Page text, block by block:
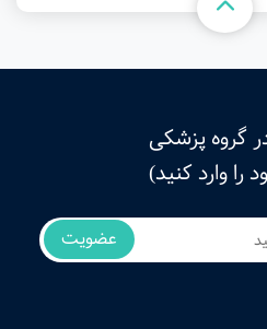
گروه پزشکی
را وارد کنید)
عضویت